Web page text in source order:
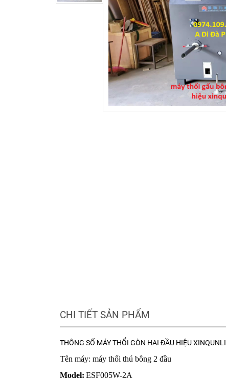
CHI TIẾT SẢN PHẨM
THÔNG SỐ MÁY THỔI GÒN HAI ĐẦU HIỆU XINQUNLI
Tên máy: máy thổi thú bông 2 đầu
Model: ESF005W-2A